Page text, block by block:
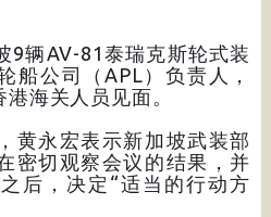
9辆AV-81泰瑞克斯轮式装
船公司（APL）负责人，
海关人员见面。
黄永宏表示新加坡武装部
密切观察会议的结果，并
后，决定“适当的行动方